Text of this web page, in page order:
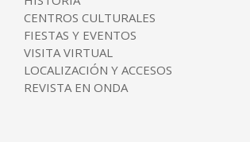
CENTROS CULTURALES
FIESTAS Y EVENTOS
VISITA VIRTUAL
LOCALIZACIÓN Y ACCESOS
REVISTA EN ONDA